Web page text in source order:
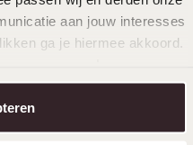
aan jouw interesses
ga je hiermee akkoord.